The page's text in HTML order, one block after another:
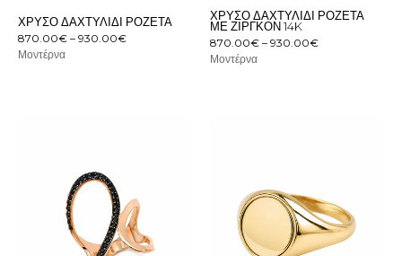
ΧΡΥΣΌ ΔΑΧΤΥΛΊΔΙ ΡΟΖΈΤΑ
870.00€ – 930.00€
Μοντέρνα
ΧΡΥΣΌ ΔΑΧΤΥΛΊΔΙ ΡΟΖΈΤΑ
ΜΕ ΖΙΡΓΚΌΝ 14K
870.00€ – 930.00€
Μοντέρνα